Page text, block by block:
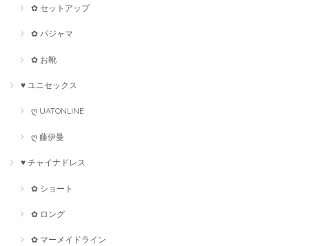
✿ セットアップ
✿ パジャマ
✿ お靴
♥ ユニセックス
ღ UATONLINE
ღ 藤伊曼
♥ チャイナドレス
✿ ショート
✿ ロング
✿ マーメイドライン